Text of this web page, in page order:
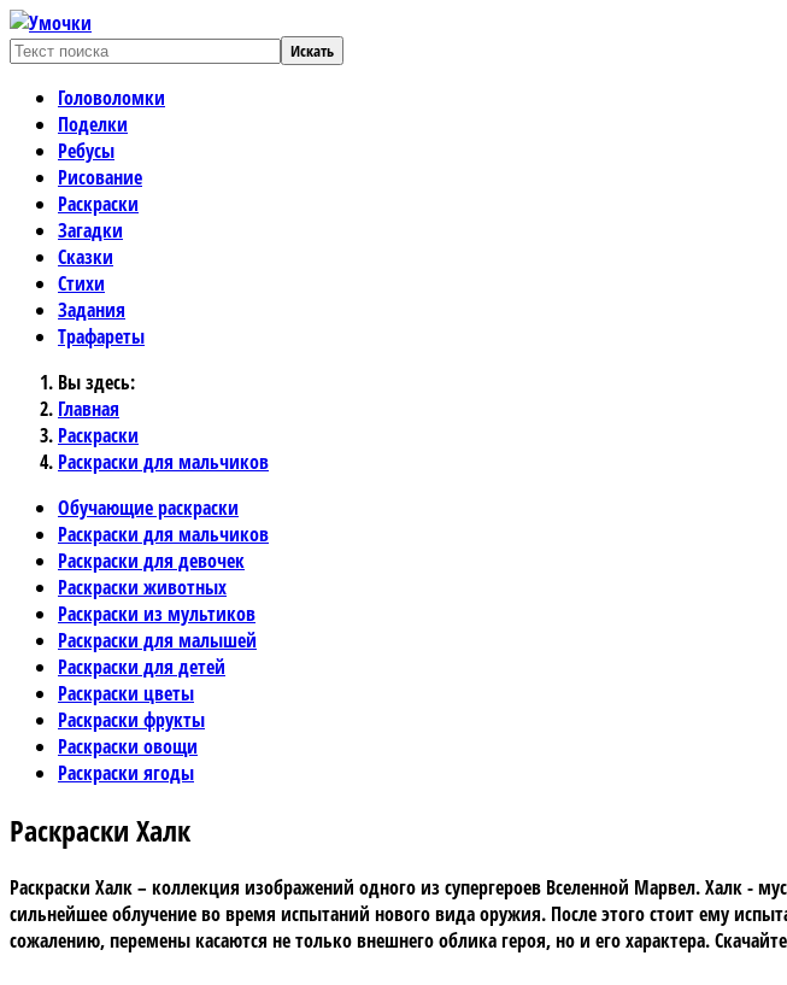
Искать
Головоломки
Поделки
Ребусы
Рисование
Раскраски
Загадки
Сказки
Стихи
Задания
Трафареты
Вы здесь:
Главная
Раскраски
Раскраски для мальчиков
Обучающие раскраски
Раскраски для мальчиков
Раскраски для девочек
Раскраски животных
Раскраски из мультиков
Раскраски для малышей
Раскраски для детей
Раскраски цветы
Раскраски фрукты
Раскраски овощи
Раскраски ягоды
Раскраски Халк
Раскраски Халк – коллекция изображений одного из супергероев Вселенной Марвел. Халк
сильнейшее облучение во время испытаний нового вида оружия. После этого стоит ему
сожалению, перемены касаются не только внешнего облика героя, но и его характера.